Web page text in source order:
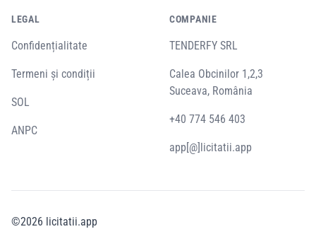
LEGAL
Confidențialitate
Termeni și condiții
SOL
ANPC
COMPANIE
TENDERFY SRL
Calea Obcinilor 1,2,3
Suceava, România
+40 774 546 403
app[@]licitatii.app
©2026 licitatii.app